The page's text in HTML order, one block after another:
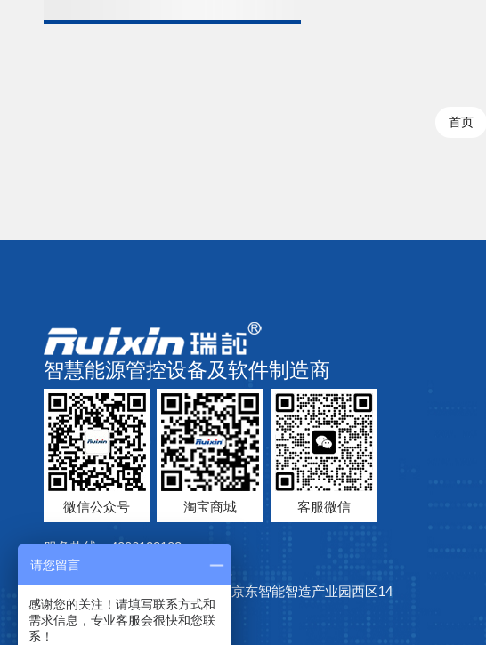
首页
智慧能源管控设备及软件制造商
微信公众号 淘宝商城 客服微信
服务热线：4006122102
代理合作：13706122102 孙经理
地址：常州市钟楼区新前路45号京东智能智造产业园西区14
幢
请您留言
感谢您的关注！请填写联系方式和
需求信息，专业客服会很快和您联
系！